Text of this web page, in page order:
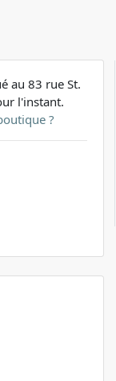
au 83 rue St.
l'instant.
?